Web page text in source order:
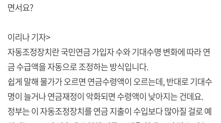
면서요?
이리나 기자>
자동조정장치란 국민연금 가입자 수와 기대수명 변화에 따라 연
금 수급액을 자동으로 조정하는 방식입니다.
쉽게 말해 물가가 오르면 연금수령액이 오르는데, 반대로 기대수
명이 늘거나 연금재정이 악화되면 수령액이 낮아지는 건데요.
정부는 이 자동조정장치를 연금 지출이 수입보다 많아질 걸로 예